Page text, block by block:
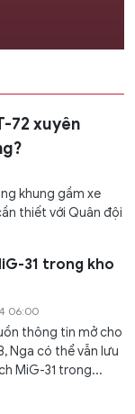
72 xuyên
khung gầm xe
thiết với Quân đội
31 trong kho
06:00
thông tin mở cho
Nga có thể vẫn lưu
MiG-31 trong...